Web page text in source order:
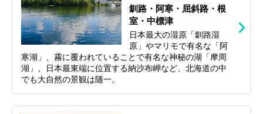
釧路・阿寒・屈斜路・根
室・中標津
日本最大の湿原「釧路湿
原」やマリモで有名な「阿
寒湖」、霧に覆われていることで有名な神秘の湖「摩周
湖」、日本最東端に位置する納沙布岬など、北海道の中
でも大自然の景観は随一。